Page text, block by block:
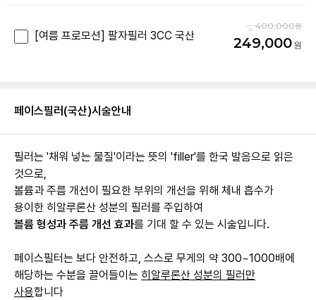
페이스필러(국산)시술안내
필러는 '채워 넣는 물질'이라는 뜻의 'filler'를 한국 발음으로 읽은
것으로,
볼륨과 주름 개선이 필요한 부위의 개선을 위해 체내 흡수가
볼륨 형성과 주름 개선 효과를 기대 할 수 있는 시술입니다.
페이스필터는 보다 안전하고, 스스로 무게의 약 300~1000배에
해당하는 수분을 끌어들이는 히알루론산 성분의 필러만
사용합니다
[여름 프로모션] 팔자필러 3CC 국산
400,000
249,000